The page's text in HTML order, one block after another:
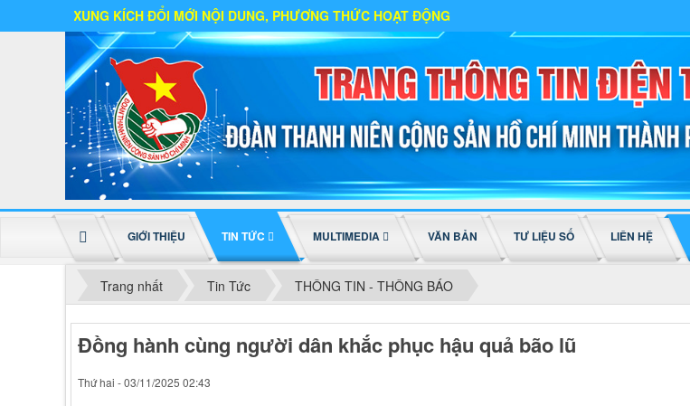
ĐỔI MỚI NỘI DUNG, PHƯƠNG THỨC HOẠT ĐỘNG
GIỚI THIỆU TIN TỨC MULTIMEDIA VĂN BẢN TƯ LIỆU SỐ LIÊN HỆ
Trang nhất Tin Tức THÔNG TIN - THÔNG BÁO
Đồng hành cùng người dân khắc phục hậu quả bão lũ
Thứ hai - 03/11/2025 02:43